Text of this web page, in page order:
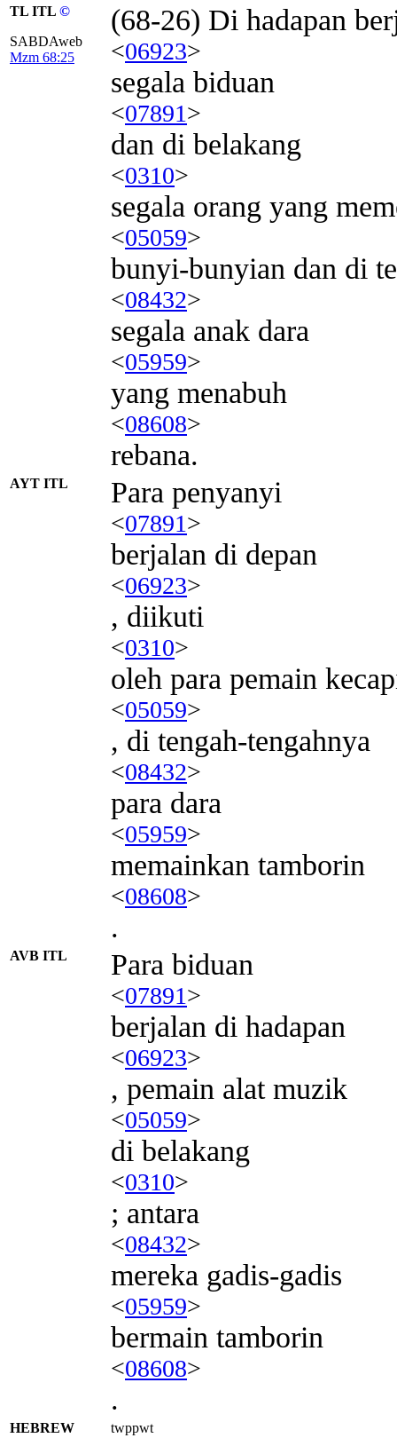
TL ITL ©
SABDAweb
Mzm 68:25
(68-26) Di hadapan
<06923>
segala biduan
<07891>
dan di belakang
<0310>
segala orang yang
<05059>
bunyi-bunyian dan di
<08432>
segala anak dara
<05959>
yang menabuh
<08608>
rebana.
AYT ITL Para penyanyi
<07891>
berjalan di depan
<06923>
, diikuti
<0310>
oleh para pemain
<05059>
, di tengah-tengahnya
<08432>
para dara
<05959>
memainkan tamborin
<08608>
.
AVB ITL Para biduan
<07891>
berjalan di hadapan
<06923>
, pemain alat muzik
<05059>
di belakang
<0310>
; antara
<08432>
mereka gadis-gadis
<05959>
bermain tamborin
<08608>
.
HEBREW twppwt